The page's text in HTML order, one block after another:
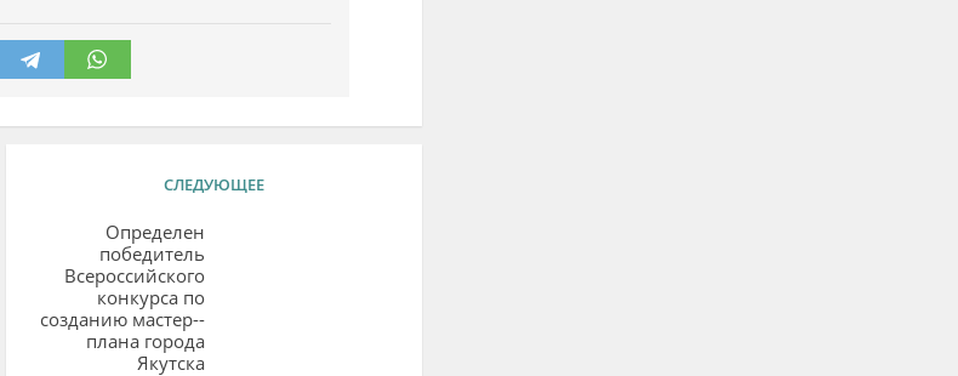
СЛЕДУЮЩЕЕ
Определен
победитель
Всероссийского
конкурса по
созданию мастер-­
плана города
Якутска